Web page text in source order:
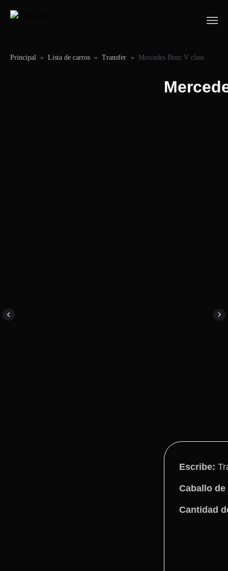
Principal » Lista de carros » Transfer » Mercedes Benz V class
Escribe:
Caballo de
Cantidad